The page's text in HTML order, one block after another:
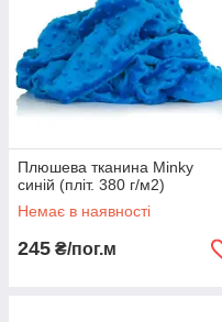
Плюшева тканина Minky
синій (пліт. 380 г/м2)
Немає в наявності
245 ₴/пог.м